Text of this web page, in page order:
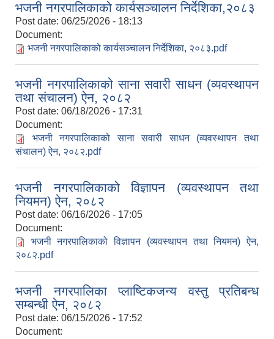
भजनी नगरपालिकाको कार्यसञ्चालन निर्देशिका,२०८३
Post date: 06/25/2026 - 18:13
Document:
भजनी नगरपालिकाको कार्यसञ्चालन निर्देशिका, २०८३.pdf
भजनी नगरपालिकाको साना सवारी साधन (व्यवस्थापन
तथा संचालन) ऐन, २०८२
Post date: 06/18/2026 - 17:31
Document:
भजनी नगरपालिकाको साना सवारी साधन (व्यवस्थापन तथा
संचालन) ऐन, २०८२.pdf
भजनी नगरपालिकाको विज्ञापन (व्यवस्थापन तथा
नियमन) ऐन, २०८२
Post date: 06/16/2026 - 17:05
Document:
भजनी नगरपालिकाको विज्ञापन (व्यवस्थापन तथा नियमन) ऐन,
२०८२.pdf
भजनी नगरपालिका प्लाष्टिकजन्य वस्तु प्रतिबन्ध
सम्बन्धी ऐन, २०८२
Post date: 06/15/2026 - 17:52
Document: